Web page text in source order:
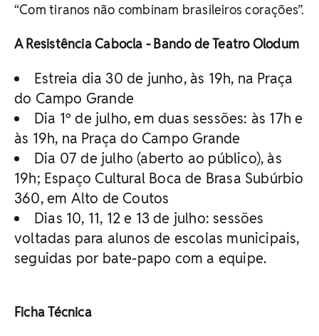
“Com tiranos não combinam brasileiros corações”.
A Resistência Cabocla - Bando de Teatro Olodum
Estreia dia 30 de junho, às 19h, na Praça
do Campo Grande
Dia 1º de julho, em duas sessões: às 17h e
às 19h, na Praça do Campo Grande
Dia 07 de julho (aberto ao público), às
19h; Espaço Cultural Boca de Brasa Subúrbio
360, em Alto de Coutos
Dias 10, 11, 12 e 13 de julho: sessões
voltadas para alunos de escolas municipais,
seguidas por bate-papo com a equipe.
Ficha Técnica